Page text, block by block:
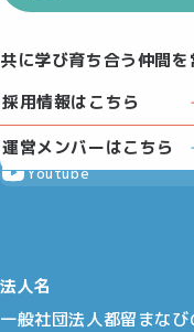
共に学び育ち合う仲間
採用情報はこちら
運営メンバーはこちら
Youtube
法人名
一般社団法人都留まな